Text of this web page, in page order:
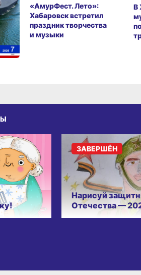
«АмурФест. Лето»:
Хабаровск встретил
праздник творчества
и музыки
В
Нарисуй
Отечества —
ЗАВЕРШЁН